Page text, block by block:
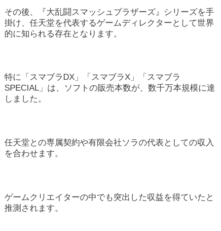
その後、『大乱闘スマッシュブラザーズ』シリーズを手
掛け、任天堂を代表するゲームディレクターとして世界
的に知られる存在となります。
特に「スマブラDX」「スマブラX」「スマブラ
SPECIAL」は、ソフトの販売本数が、数千万本規模に達
しました。
任天堂との専属契約や有限会社ソラの代表としての収入
を合わせます。
ゲームクリエイターの中でも突出した収益を得ていたと
推測されます。